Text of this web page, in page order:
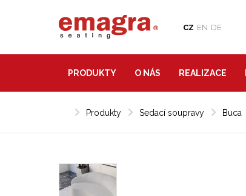
CZ EN DE
PRODUKTY O NÁS REALIZACE
Produkty Sedací soupravy Buca